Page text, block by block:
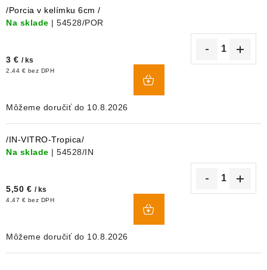
/Porcia v kelímku 6cm /
Na sklade | 54528/POR
3 € / ks
2,44 € bez DPH
10.8.2026
/IN-VITRO-Tropica/
Na sklade | 54528/IN
5,50 € / ks
4,47 € bez DPH
10.8.2026